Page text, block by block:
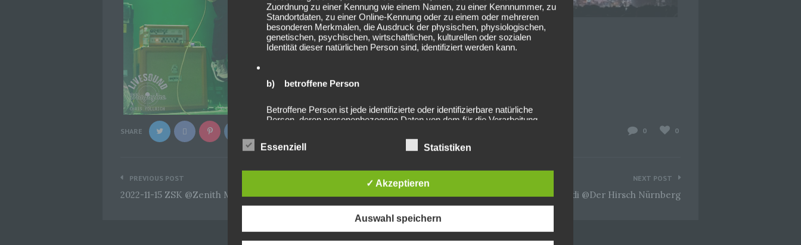
SHARE 0 0
Beitragsnavigation
PREVIOUS POST
2022-11-15 ZSK @Zenith München
NEXT POST
2022-11-23 Lordi @Der Hirsch Nürnberg
Zuordnung zu einer Kennung wie einem Namen, zu einer Kennnummer, zu
Standortdaten, zu einer Online-Kennung oder zu einem oder mehreren
besonderen Merkmalen, die Ausdruck der physischen, physiologischen,
genetischen, psychischen, wirtschaftlichen, kulturellen oder sozialen
Identität dieser natürlichen Person sind, identifiziert werden kann.
b) betroffene Person
Betroffene Person ist jede identifizierte oder identifizierbare natürliche
Person, deren personenbezogene Daten von dem für die Verarbeitung
mit personenbezogenen Daten wie das Erheben, das Erfassen, die
Organisation, das Ordnen, die Speicherung, die Anpassung oder
Veränderung, das Auslesen, das Abfragen, die Verwendung, die
Offenlegung durch Übermittlung, Verbreitung oder eine andere Form der
Essenziell Statistiken
✓ Akzeptieren
Auswahl speichern